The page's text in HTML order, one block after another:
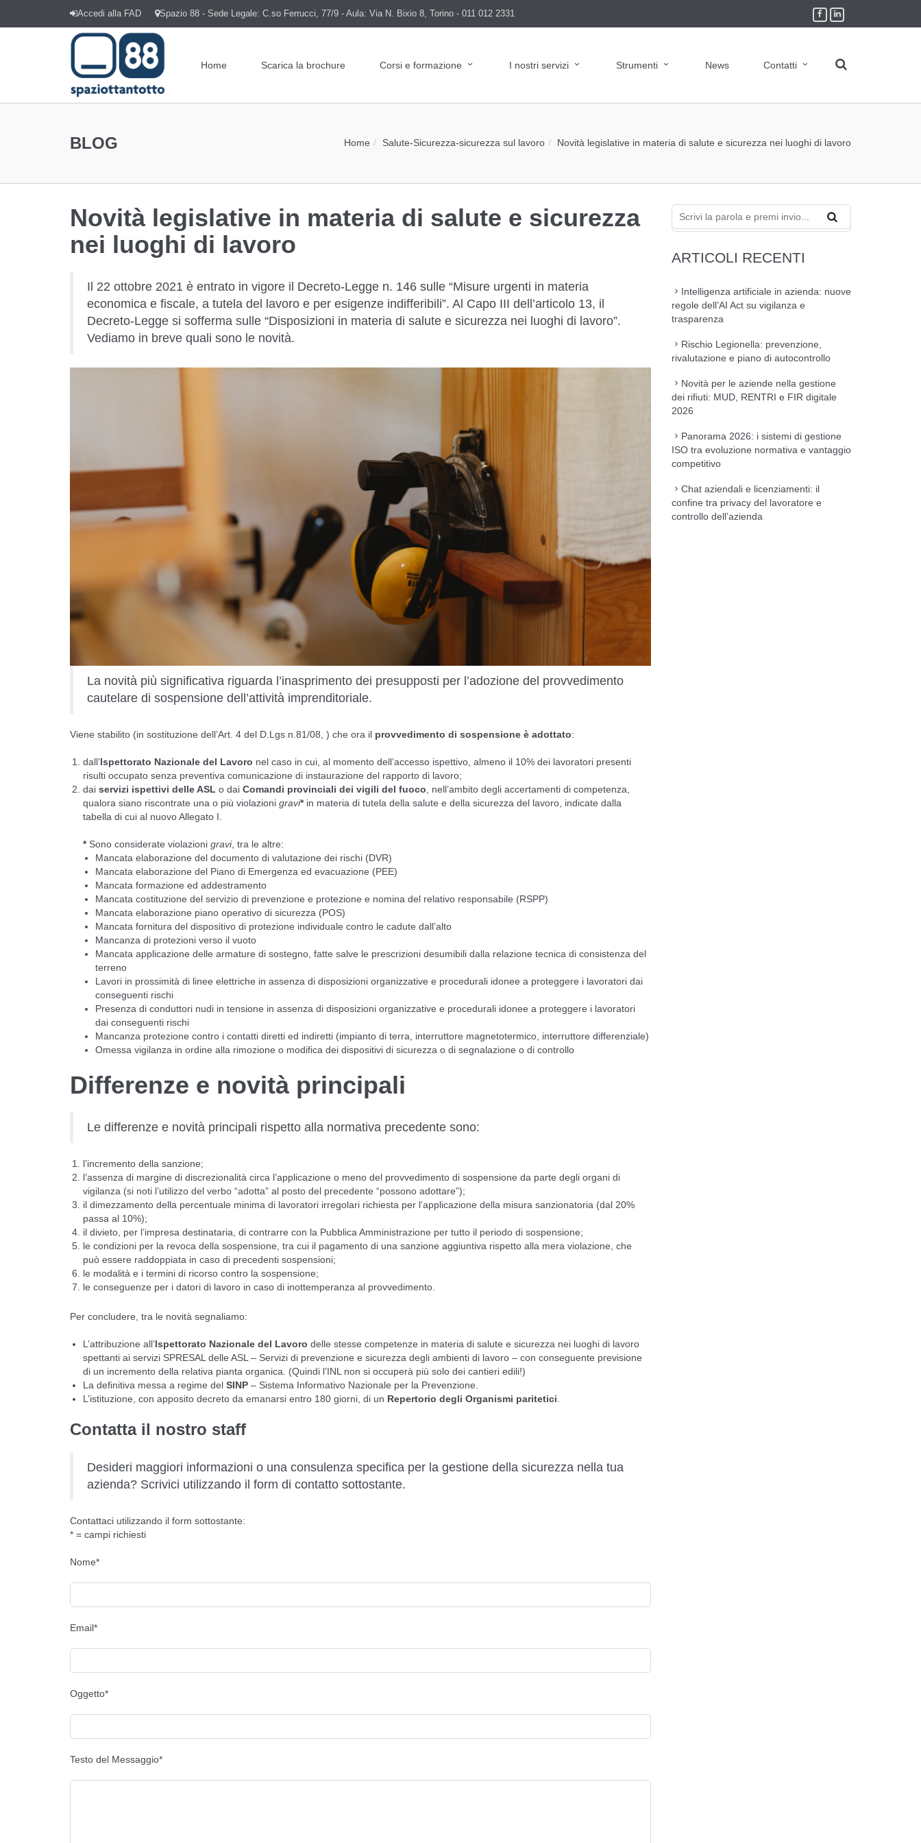
Accedi alla FAD Spazio 88 - Sede Legale: C.so Ferrucci, 77/9 - Aula: Via N. Bixio 8, Torino - 011 012 2331
Home Scarica la brochure Corsi e formazione I nostri servizi Strumenti News Contatti
BLOG Home Salute-Sicurezza-sicurezza sul lavoro Novità legislative in materia di salute e sicurezza nei luoghi di lavoro
Novità legislative in materia di salute e sicurezza
nei luoghi di lavoro
Il 22 ottobre 2021 è entrato in vigore il Decreto-Legge n. 146 sulle “Misure urgenti in materia
economica e fiscale, a tutela del lavoro e per esigenze indifferibili”. Al Capo III dell’articolo 13, il
Decreto-Legge si sofferma sulle “Disposizioni in materia di salute e sicurezza nei luoghi di lavoro”.
Vediamo in breve quali sono le novità.
La novità più significativa riguarda l’inasprimento dei presupposti per l’adozione del provvedimento
cautelare di sospensione dell’attività imprenditoriale.
Viene stabilito (in sostituzione dell’Art. 4 del D.Lgs n.81/08, ) che ora il provvedimento di sospensione è adottato:
dall’Ispettorato Nazionale del Lavoro nel caso in cui, al momento dell’accesso ispettivo, almeno il 10% dei lavoratori presenti
risulti occupato senza preventiva comunicazione di instaurazione del rapporto di lavoro;
dai servizi ispettivi delle ASL o dai Comandi provinciali dei vigili del fuoco , nell’ambito degli accertamenti di competenza,
qualora siano riscontrate una o più violazioni gravi*in materia di tutela della salute e della sicurezza del lavoro, indicate dalla
tabella di cui al nuovoAllegato I
* Sono considerate violazioni gravi, tra le altre:
Mancata elaborazione del documento di valutazione dei rischi (DVR)
Mancata elaborazione del Piano di Emergenza ed evacuazione (PEE)
Mancata formazione ed addestramento
Mancata costituzione del servizio di prevenzione e protezione e nomina del relativo responsabile (RSPP)
Mancata elaborazione piano operativo di sicurezza (POS)
Mancata fornitura del dispositivo di protezione individuale contro le cadute dall’alto
Mancanza di protezioni verso il vuoto
Mancata applicazione delle armature di sostegno, fatte salve le prescrizioni desumibili dalla relazione tecnica di consistenza del
terreno
Lavori in prossimità di linee elettriche in assenza di disposizioni organizzative e procedurali idonee a proteggere i lavoratori dai
conseguenti rischi
Presenza di conduttori nudi in tensione in assenza di disposizioni organizzative e procedurali idonee a proteggere i lavoratori
dai conseguenti rischi
Mancanza protezione contro i contatti diretti ed indiretti (impianto di terra, interruttore magnetotermico, interruttore differenziale)
Omessa vigilanza in ordine alla rimozione o modifica dei dispositivi di sicurezza o di segnalazione o di controllo
Differenze e novità principali
Le differenze e novità principali rispetto alla normativa precedente sono:
l’incremento della sanzione;
l’assenza di margine di discrezionalità circa l’applicazione o meno del provvedimento di sospensione da parte degli organi di
vigilanza (si noti l’utilizzo del verbo “adotta” al posto del precedente “possono adottare”);
il dimezzamento della percentuale minima di lavoratori irregolari richiesta per l’applicazione della misura sanzionatoria (dal 20%
passa al 10%);
il divieto, per l’impresa destinataria, di contrarre con la Pubblica Amministrazione per tutto il periodo di sospensione;
le condizioni per la revoca della sospensione, tra cui il pagamento di una sanzione aggiuntiva rispetto alla mera violazione, che
può essere raddoppiata in caso di precedenti sospensioni;
le modalità e i termini di ricorso contro la sospensione;
le conseguenze per i datori di lavoro in caso di inottemperanza al provvedimento.
Per concludere, tra le novità segnaliamo:
L’attribuzione all’Ispettorato Nazionale del Lavoro delle stesse competenze in materia di salute e sicurezza nei luoghi di lavoro
spettanti ai servizi SPRESAL delle ASL – Servizi di prevenzione e sicurezza degli ambienti di lavoro– con conseguente previsione
di un incremento della relativa pianta organica. (Quindi l’INL non si occuperà più solo dei cantieri edili!)
La definitiva messa a regime del SINP– Sistema Informativo Nazionale per la Prevenzione
L’istituzione, con apposito decreto da emanarsi entro 180 giorni, di un Repertorio degli Organismi paritetici
Contatta il nostro staff
Desideri maggiori informazioni o una consulenza specifica per la gestione della sicurezza nella tua
azienda? Scrivici utilizzando il form di contatto sottostante.
Contattaci utilizzando il form sottostante:
* = campi richiesti
Nome*
Email*
Oggetto*
Testo del Messaggio*
ARTICOLI RECENTI
Intelligenza artificiale in azienda: nuove
regole dell’AI Act su vigilanza e
trasparenza
Rischio Legionella: prevenzione,
rivalutazione e piano di autocontrollo
Novità per le aziende nella gestione
dei rifiuti: MUD, RENTRI e FIR digitale
2026
Panorama 2026: i sistemi di gestione
ISO tra evoluzione normativa e vantaggio
competitivo
Chat aziendali e licenziamenti: il
confine tra privacy del lavoratore e
controllo dell’azienda